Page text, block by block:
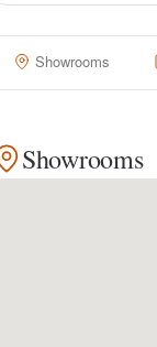
Showrooms
Showrooms